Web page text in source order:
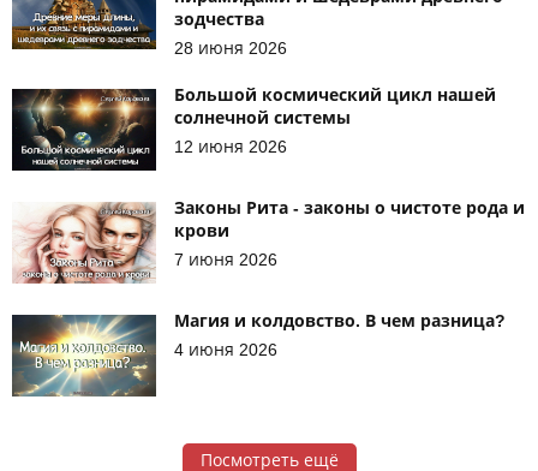
зодчества
28 июня 2026
Большой космический цикл нашей
солнечной системы
12 июня 2026
Законы Рита - законы о чистоте рода и
крови
7 июня 2026
Магия и колдовство. В чем разница?
4 июня 2026
Посмотреть ещё